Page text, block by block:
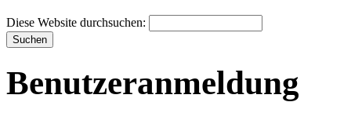
Diese Website durchsuchen:
Benutzeranmeldung